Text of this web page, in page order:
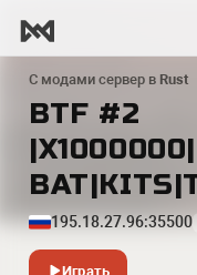
С модами сервер в Rust
BTF #2
195.18.27.96:35500
Играть